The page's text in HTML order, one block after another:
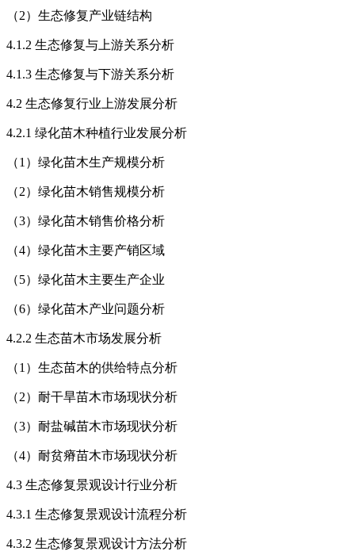
（2）生态修复产业链结构
4.1.2 生态修复与上游关系分析
4.1.3 生态修复与下游关系分析
4.2 生态修复行业上游发展分析
4.2.1 绿化苗木种植行业发展分析
（1）绿化苗木生产规模分析
（2）绿化苗木销售规模分析
（3）绿化苗木销售价格分析
（4）绿化苗木主要产销区域
（5）绿化苗木主要生产企业
（6）绿化苗木产业问题分析
4.2.2 生态苗木市场发展分析
（1）生态苗木的供给特点分析
（2）耐干旱苗木市场现状分析
（3）耐盐碱苗木市场现状分析
（4）耐贫瘠苗木市场现状分析
4.3 生态修复景观设计行业分析
4.3.1 生态修复景观设计流程分析
4.3.2 生态修复景观设计方法分析